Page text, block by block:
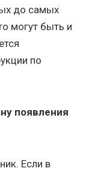
до самых
могут быть и
по
появления
Если в